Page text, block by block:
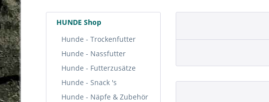
HUNDE Shop
Hunde - Trockenfutter
Hunde - Nassfutter
Hunde - Futterzusätze
Hunde - Snack 's
Hunde - Näpfe & Zubehör